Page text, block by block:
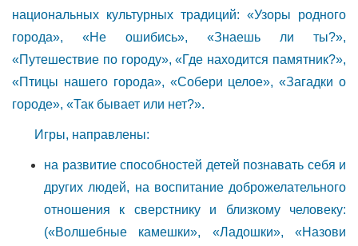
национальных культурных традиций: «Узоры родного
города», «Не ошибись», «Знаешь ли ты?»,
«Путешествие по городу», «Где находится памятник?»,
«Птицы нашего города», «Собери целое», «Загадки о
городе», «Так бывает или нет?».
Игры, направлены:
на развитие способностей детей познавать себя и
других людей, на воспитание доброжелательного
отношения к сверстнику и близкому человеку:
(«Волшебные камешки», «Ладошки», «Назови